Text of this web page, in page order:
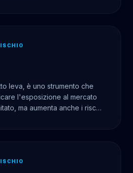
leva, è uno strumento che
l'esposizione al mercato
ma aumenta anche i rischi